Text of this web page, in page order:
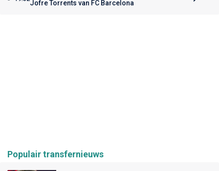
Jofre Torrents van FC Barcelona
Populair transfernieuws